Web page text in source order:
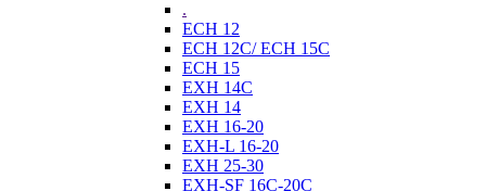
.
ECH 12
ECH 12C/ ECH 15C
ECH 15
EXH 14C
EXH 14
EXH 16-20
EXH-L 16-20
EXH 25-30
EXH-SF 16C-20C